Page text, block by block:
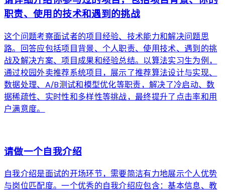
职责、使用的技术和遇到的挑战
这个问题考察面试者的项目经验、技术能力和解决问题思
路。回答应包括项目背景、个人职责、使用技术、遇到的挑
战及解决方案、项目成果和经验总结。以算法实习生为例，
通过校园外卖推荐系统项目，展示了推荐算法设计与实现、
数据处理、A/B测试和模型优化等职责，解决了冷启动、数
据稀疏性、实时性和多样性等挑战，最终提升了点击率和用
户满意度。
请做一个自我介绍
自我介绍是面试的开场环节，需要简洁有力地展示个人优势
与岗位匹配度。一个优秀的自我介绍应包含：基本信息、教